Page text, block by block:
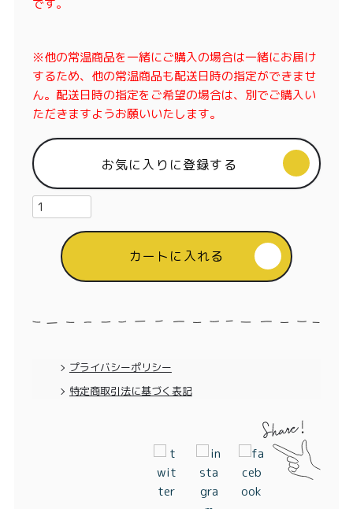
特定商取引法に基づく表記
です。
※他の常温商品を一緒にご購入の場合は一緒にお届け
するため、他の常温商品も配送日時の指定ができませ
ん。配送日時の指定をご希望の場合は、別でご購入い
ただきますようお願いいたします。
お気に入りに登録する
カートに入れる
プライバシーポリシー
特定商取引法に基づく表記